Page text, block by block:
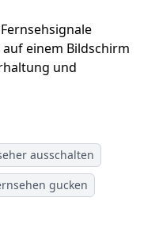
einem Bildschirm
und
ausschalten
gucken